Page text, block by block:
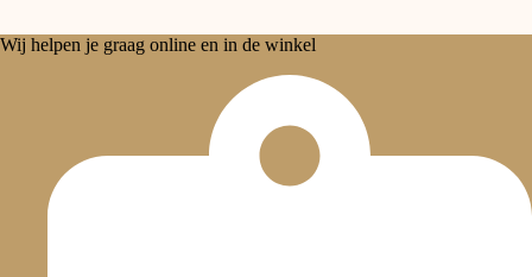
Wij helpen je graag online en in de winkel